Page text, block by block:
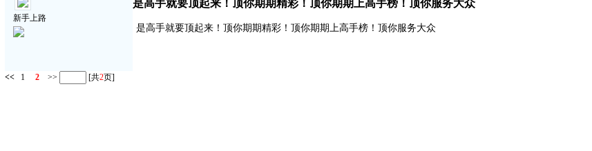
新手上路
是高手就要顶起来！顶你期期精彩！顶你期期上高手榜！顶你服务大众
是高手就要顶起来！顶你期期精彩！顶你期期上高手榜！顶你服务大众
<< 1 2 >> [共2页]